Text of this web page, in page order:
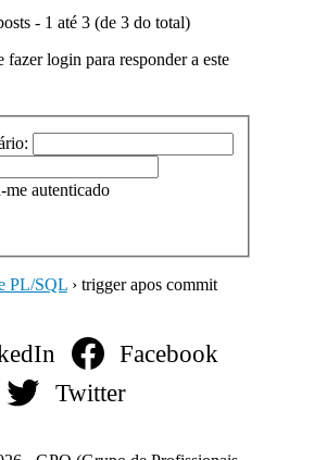
- 1 até 3 (de 3 do total)
fazer login para responder a este
me autenticado
PL/SQL › trigger apos commit
Facebook
Twitter